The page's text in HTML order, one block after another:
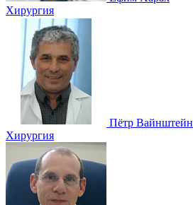
Хирургия
Пётр Вайнштейн
Хирургия